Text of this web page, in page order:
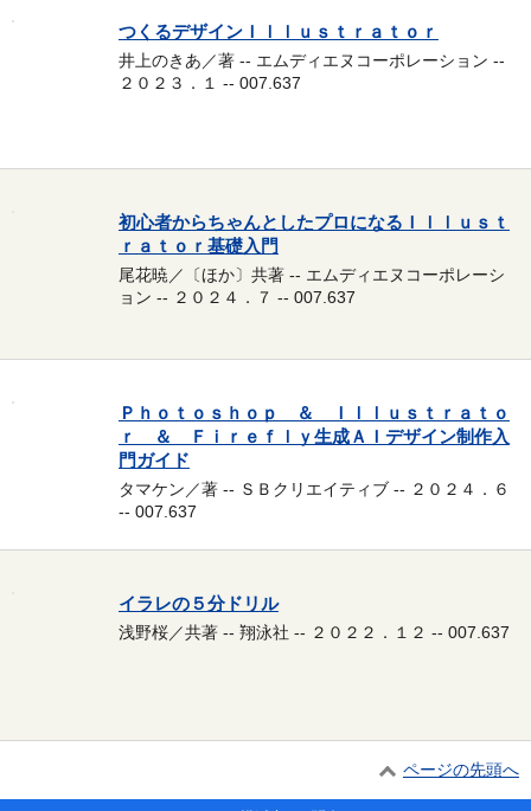
つくるデザインＩｌｌｕｓｔｒａｔｏｒ
井上のきあ／著 -- エムディエヌコーポレーション --
２０２３．１ -- 007.637
初心者からちゃんとしたプロになるＩｌｌｕｓｔ
ｒａｔｏｒ基礎入門
尾花暁／〔ほか〕共著 -- エムディエヌコーポレーシ
ョン -- ２０２４．７ -- 007.637
Ｐｈｏｔｏｓｈｏｐ ＆ Ｉｌｌｕｓｔｒａｔｏ
ｒ ＆ Ｆｉｒｅｆｌｙ生成ＡＩデザイン制作入
門ガイド
タマケン／著 -- ＳＢクリエイティブ -- ２０２４．６
-- 007.637
イラレの５分ドリル
浅野桜／共著 -- 翔泳社 -- ２０２２．１２ -- 007.637
ページの先頭へ